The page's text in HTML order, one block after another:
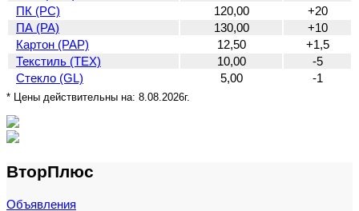
ПК (PC)
120,00
+20
ПА (PA)
130,00
+10
Картон (PAP)
12,50
+1,5
Текстиль (TEX)
10,00
-5
Стекло (GL)
5,00 -1
* Цены действительны на: 8.08.2026г.
ВторПлюс
Объявления